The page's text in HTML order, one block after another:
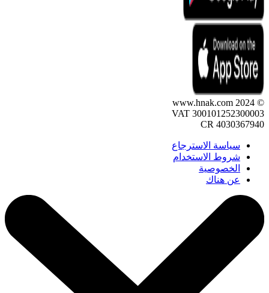
© 2024 www.hnak.com
VAT 300101252300003
CR 4030367940
سياسة الاسترجاع
شروط الاستخدام
الخصوصية
عن هناك